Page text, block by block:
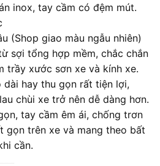
inox, tay cầm có đệm mút.
(Shop giao màu ngẫu nhiên)
sợi tổng hợp mềm, chắc chắn
trầy xước sơn xe và kính xe.
dài hay thu gọn rất tiện lợi,
chùi xe trở nên dễ dàng hơn.
tay cầm êm ái, chống trơn
gọn trên xe và mang theo bất
cần.